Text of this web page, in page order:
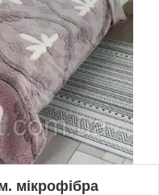
мікрофібра